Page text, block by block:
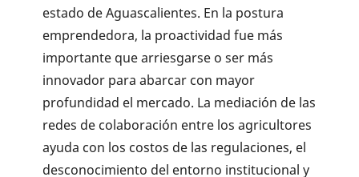
estado de Aguascalientes. En la postura
emprendedora, la proactividad fue más
importante que arriesgarse o ser más
innovador para abarcar con mayor
profundidad el mercado. La mediación de las
redes de colaboración entre los agricultores
ayuda con los costos de las regulaciones, el
desconocimiento del entorno institucional y